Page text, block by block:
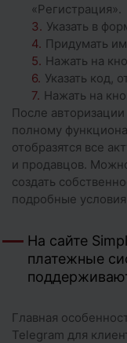
«Регистрация».
Указать в
Придумать
Нажать на
Указать код,
Нажать на
После
полному
отобразятся все
и продавцов.
создать
подробные
На сайте
платежные
Главная
Telegram для